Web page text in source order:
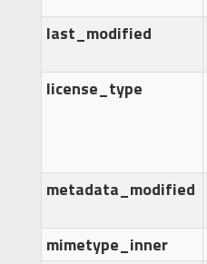
last_modified
license_type
metadata_modified
mimetype_inner